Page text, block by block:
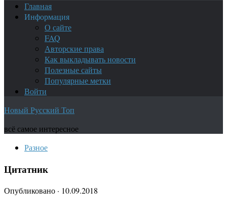
Главная
Информация
О сайте
FAQ
Авторские права
Как выкладывать новости
Полезные сайты
Популярные метки
Войти
Новый Русский Топ
всё самое интересное
Разное
Цитатник
Опубликовано · 10.09.2018